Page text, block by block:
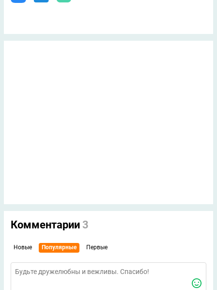
Комментарии 3
Новые Популярные Первые